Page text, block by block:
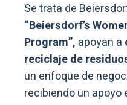
Se trata de
“Beiersdorf’s
Program”, apoyan a
reciclaje de
un enfoque de
recibiendo un